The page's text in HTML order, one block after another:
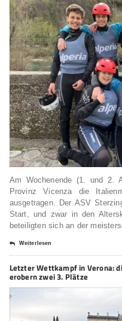
Am Wochenende (1. und 2.
Provinz Vicenza die
ausgetragen. Der ASV
Start, und zwar in den
beteiligten sich an der
Weiterlesen
Letzter Wettkampf in Verona:
erobern zwei 3. Plätze